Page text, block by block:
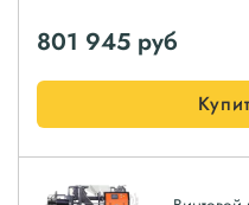
801 945 руб